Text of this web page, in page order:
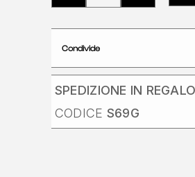
Condivide
SPEDIZIONE IN REGALO
CODICE S69G